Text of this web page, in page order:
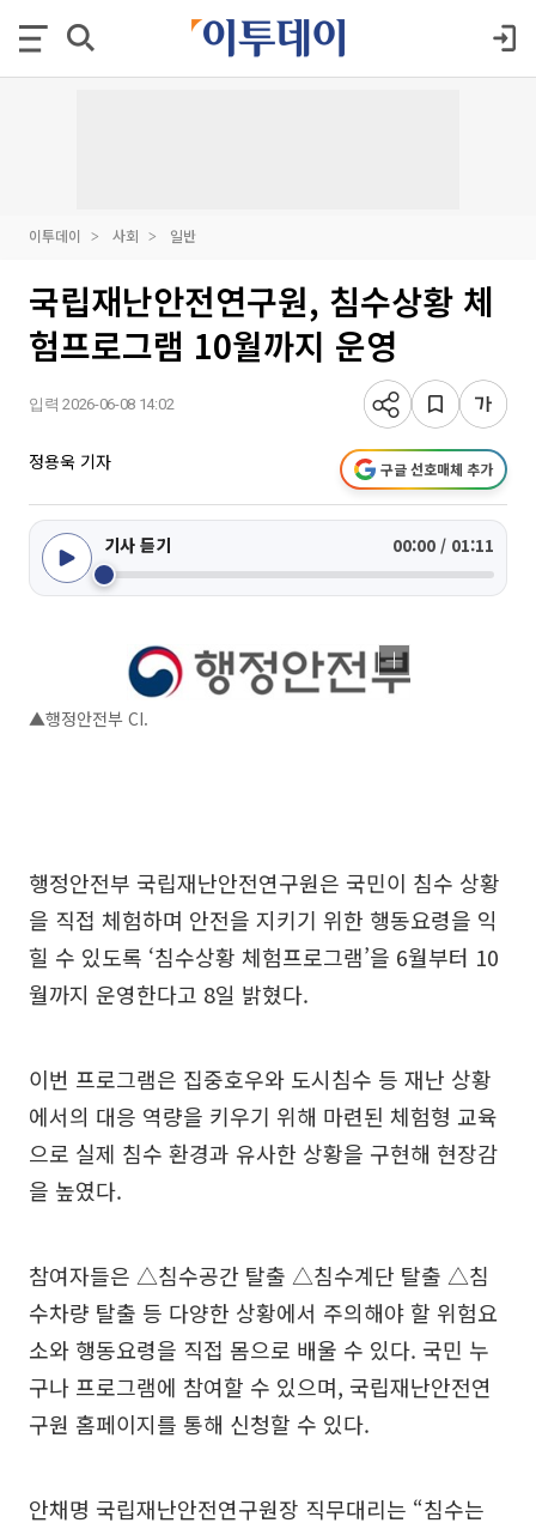
이투데이 사회 일반
국립재난안전연구원, 침수상황 체
험프로그램 10월까지 운영
입력 2026-06-08 14:02
정용욱 기자 구글 선호매체 추가
기사 듣기 00:00 / 01:11
▲행정안전부 CI.
행정안전부 국립재난안전연구원은 국민이 침수 상황
을 직접 체험하며 안전을 지키기 위한 행동요령을 익
힐 수 있도록 ‘침수상황 체험프로그램’을 6월부터 10
월까지 운영한다고 8일 밝혔다.
이번 프로그램은 집중호우와 도시침수 등 재난 상황
에서의 대응 역량을 키우기 위해 마련된 체험형 교육
으로 실제 침수 환경과 유사한 상황을 구현해 현장감
을 높였다.
참여자들은 △침수공간 탈출 △침수계단 탈출 △침
수차량 탈출 등 다양한 상황에서 주의해야 할 위험요
소와 행동요령을 직접 몸으로 배울 수 있다. 국민 누
구나 프로그램에 참여할 수 있으며, 국립재난안전연
구원 홈페이지를 통해 신청할 수 있다.
안채명 국립재난안전연구원장 직무대리는 “침수는